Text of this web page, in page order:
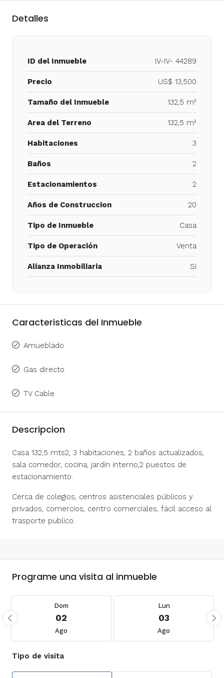
Detalles
ID del Inmueble IV-IV- 44289
Precio US$ 13,500
Tamaño del Inmueble 132,5 m²
Area del Terreno 132,5 m²
Habitaciones 3
Baños 2
Estacionamientos 2
Años de Construccion 20
Tipo de Inmueble Casa
Tipo de Operación Venta
Alianza Inmobiliaria Si
Caracteristicas del Inmueble
Amueblado
Gas directo
TV Cable
Descripcion
Casa 132,5 mts2, 3 habitaciones, 2 baños actualizados,
sala comedor, cocina, jardín interno,2 puestos de
estacionamiento.
Cerca de colegios, centros asistenciales públicos y
privados, comercios, centro comerciales, fácil acceso al
trasporte publico.
Programe una visita al inmueble
Dom
02
Ago
Lun
03
Ago
Tipo de visita